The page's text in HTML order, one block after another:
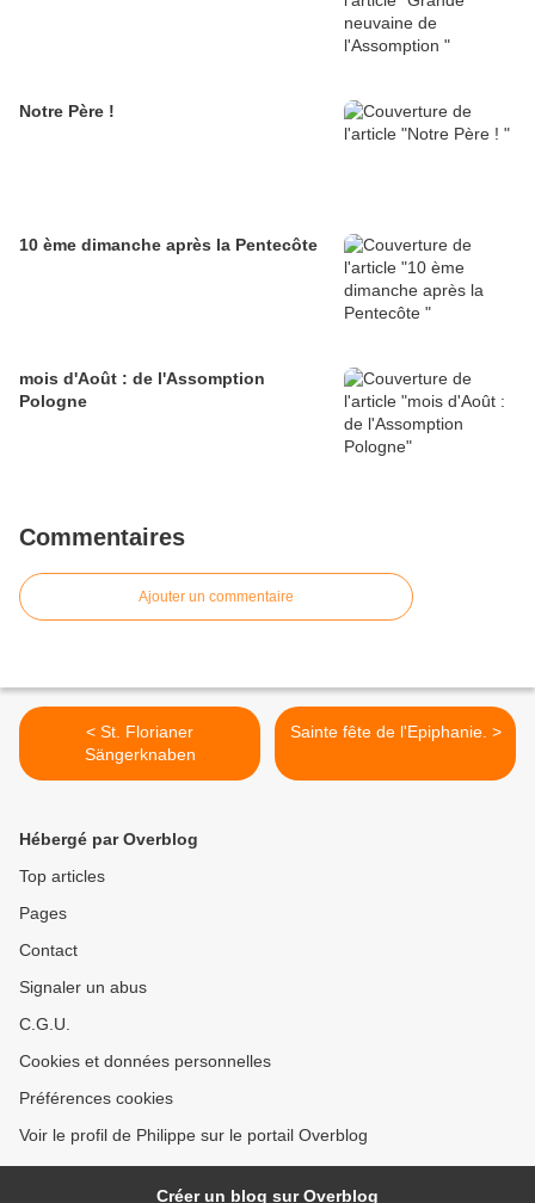
Notre Père !
10 ème dimanche après la Pentecôte
mois d'Août : de l'Assomption
Pologne
Commentaires
Ajouter un commentaire
< St. Florianer
Sängerknaben
Sainte fête de l'Epiphanie. >
Hébergé par Overblog
Top articles
Pages
Contact
Signaler un abus
C.G.U.
Cookies et données personnelles
Préférences cookies
Voir le profil de Philippe sur le portail Overblog
Créer un blog sur Overblog